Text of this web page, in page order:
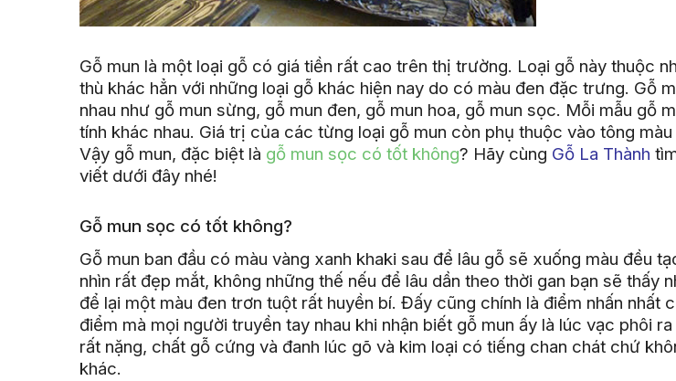
Gỗ mun là một loại gỗ có giá tiền rất cao trên thị trường. Loại gỗ này thuộc
thù khác hẳn với những loại gỗ khác hiện nay do có màu đen đặc trưng. Gỗ
nhau như gỗ mun sừng, gỗ mun đen, gỗ mun hoa, gỗ mun sọc. Mỗi mẫu gỗ
tính khác nhau. Giá trị của các từng loại gỗ mun còn phụ thuộc vào tông
Vậy gỗ mun, đặc biệt là gỗ mun sọc có tốt không? Hãy cùng Gỗ La Thành
viết dưới đây nhé!
Gỗ mun sọc có tốt không?
Gỗ mun ban đầu có màu vàng xanh khaki sau để lâu gỗ sẽ xuống màu đều
nhìn rất đẹp mắt, không những thế nếu để lâu dần theo thời gan bạn sẽ thấy
để lại một màu đen trơn tuột rất huyền bí. Đấy cũng chính là điểm nhấn nhất
điểm mà mọi người truyền tay nhau khi nhận biết gỗ mun ấy là lúc vạc phôi
rất nặng, chất gỗ cứng và đanh lúc gõ và kim loại có tiếng chan chát chứ
khác.